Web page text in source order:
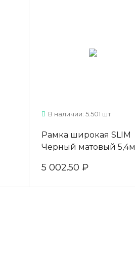
В наличии: 5.501 шт.
Рамка широкая SLIM
Черный матовый 5,4м
ARISTO
5 002.50 ₽